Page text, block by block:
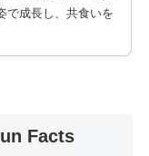
で成長し、共食いを
Facts